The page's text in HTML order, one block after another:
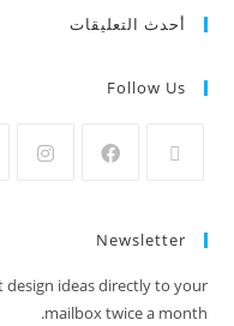
أحدث التعليقات
Follow Us
Newsletter
design ideas directly to your
mailbox twice a month.